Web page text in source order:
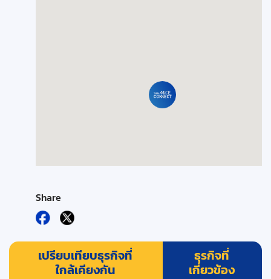
Share
เปรียบเทียบธุรกิจที่
ใกล้เคียงกัน
ธุรกิจที่
เกี่ยวข้อง